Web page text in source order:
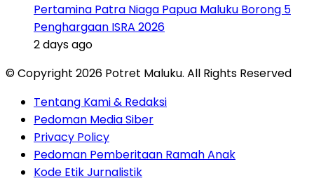
Pertamina Patra Niaga Papua Maluku Borong 5
Penghargaan ISRA 2026
2 days ago
© Copyright 2026 Potret Maluku. All Rights Reserved
Tentang Kami & Redaksi
Pedoman Media Siber
Privacy Policy
Pedoman Pemberitaan Ramah Anak
Kode Etik Jurnalistik